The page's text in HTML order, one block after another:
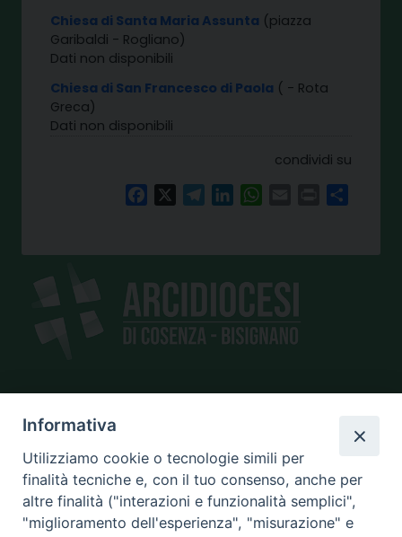
Chiesa di Santa Maria Assunta (piazza
Garibaldi - Rogliano)
Dati non disponibili
Chiesa di San Francesco di Paola ( - Rota
Greca)
Dati non disponibili
condividi su
FacebookTelegramLinkedInWhatsAppPrint
SEDE
piazza Giano Parrasio, 16
87100 Cosenza
Informativa
Utilizziamo cookie o tecnologie simili per
finalità tecniche e, con il tuo consenso, anche per
altre finalità ("interazioni e funzionalità semplici",
"miglioramento dell'esperienza", "misurazione" e